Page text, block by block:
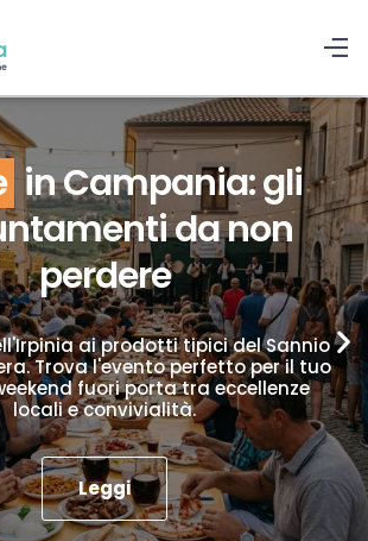
in Campania: gli
da non
perdere
ai prodotti tipici del Sannio
Trova l'evento perfetto per il tuo
fuori porta tra eccellenze
locali e convivialità.
Leggi